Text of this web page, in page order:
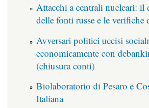
Attacchi a centrali nucleari: il
delle fonti russe e le verifiche
Avversari politici uccisi
economicamente con
(chiusura conti)
Biolaboratorio di Pesaro e
Italiana